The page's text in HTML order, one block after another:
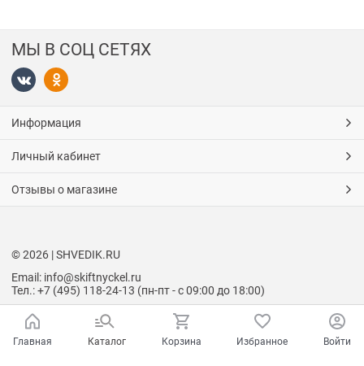
МЫ В СОЦ СЕТЯХ
Информация
Личный кабинет
Отзывы о магазине
© 2026 | SHVEDIK.RU
Email: info@skiftnyckel.ru
Тел.: +7 (495) 118-24-13 (пн-пт - с 09:00 до 18:00)
Главная Каталог Корзина Избранное Войти